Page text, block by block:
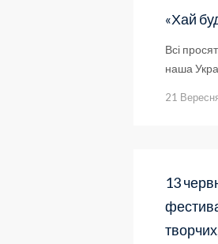
«Хай
Всі
наша
21
13